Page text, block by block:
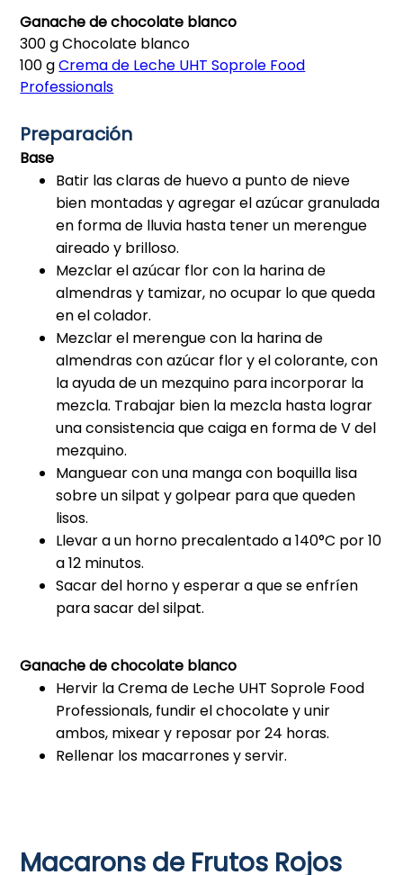
Ganache de chocolate blanco
300 g Chocolate blanco
100 gCrema de Leche UHT Soprole Food
Professionals
Preparación
Base
Batir las claras de huevo a punto de nieve
bien montadas y agregar el azúcar granulada
en forma de lluvia hasta tener un merengue
aireado y brilloso.
Mezclar el azúcar flor con la harina de
almendras y tamizar, no ocupar lo que queda
en el colador.
Mezclar el merengue con la harina de
almendras con azúcar flor y el colorante, con
la ayuda de un mezquino para incorporar la
mezcla. Trabajar bien la mezcla hasta lograr
una consistencia que caiga en forma de V del
mezquino.
Manguear con una manga con boquilla lisa
sobre un silpat y golpear para que queden
lisos.
Llevar a un horno precalentado a 140°C por 10
a 12 minutos.
Sacar del horno y esperar a que se enfríen
para sacar del silpat.
Ganache de chocolate blanco
Hervir la Crema de Leche UHT Soprole Food
Professionals, fundir el chocolate y unir
ambos, mixear y reposar por 24 horas.
Rellenar los macarrones y servir.
Macarons de Frutos Rojos